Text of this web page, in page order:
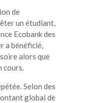
de
un étudiant,
Ecobank des
a bénéficié,
alors que
cours.
Selon des
global de